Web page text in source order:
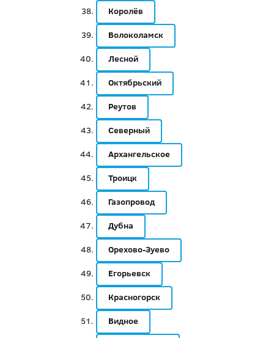
Королёв
Волоколамск
Лесной
Октябрьский
Реутов
Северный
Архангельское
Троицк
Газопровод
Дубна
Орехово-Зуево
Егорьевск
Красногорск
Видное